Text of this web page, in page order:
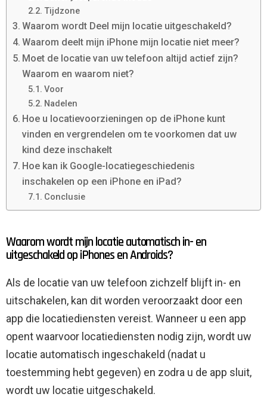
Tijdzone
Waarom wordt Deel mijn locatie uitgeschakeld?
Waarom deelt mijn iPhone mijn locatie niet meer?
Moet de locatie van uw telefoon altijd actief zijn?
Waarom en waarom niet?
Voor
Nadelen
Hoe u locatievoorzieningen op de iPhone kunt
vinden en vergrendelen om te voorkomen dat uw
kind deze inschakelt
Hoe kan ik Google-locatiegeschiedenis
inschakelen op een iPhone en iPad?
Conclusie
Waarom wordt mijn locatie automatisch in- en
uitgeschakeld op iPhones en Androids?
Als de locatie van uw telefoon zichzelf blijft in- en
uitschakelen, kan dit worden veroorzaakt door een
app die locatiediensten vereist. Wanneer u een app
opent waarvoor locatiediensten nodig zijn, wordt uw
locatie automatisch ingeschakeld (nadat u
toestemming hebt gegeven) en zodra u de app sluit,
wordt uw locatie uitgeschakeld.